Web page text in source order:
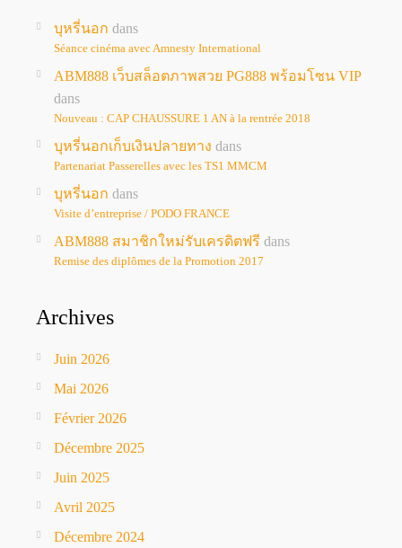
บุหรี่นอก dans
Séance cinéma avec Amnesty International
ABM888 เว็บสล็อตภาพสวย PG888 พร้อมโซน VIP
dans
Nouveau : CAP CHAUSSURE 1 AN à la rentrée 2018
บุหรี่นอกเก็บเงินปลายทาง dans
Partenariat Passerelles avec les TS1 MMCM
บุหรี่นอก dans
Visite d’entreprise / PODO FRANCE
ABM888 สมาชิกใหม่รับเครดิตฟรี dans
Remise des diplômes de la Promotion 2017
Archives
Juin 2026
Mai 2026
Février 2026
Décembre 2025
Juin 2025
Avril 2025
Décembre 2024